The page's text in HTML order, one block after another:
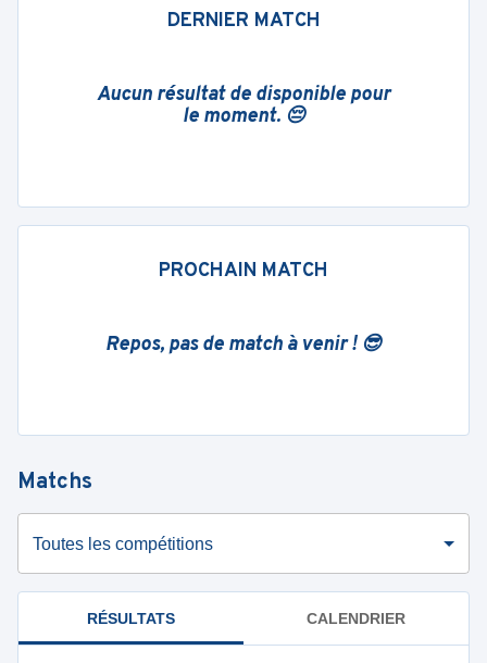
DERNIER MATCH
Aucun résultat de disponible pour
le moment. 😔
PROCHAIN MATCH
Repos, pas de match à venir ! 😎
Matchs
Toutes les compétitions
RÉSULTATS CALENDRIER